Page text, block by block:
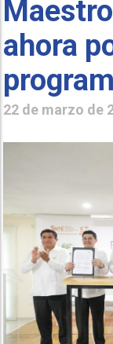
ahora
22 de marzo de